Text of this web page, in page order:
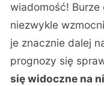
wiadomość!
niezwykle
je znacznie dalej
prognozy się
się widoczne na